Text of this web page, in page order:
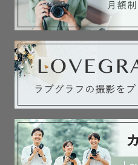
いと思っています。
200件以上撮影経験があるニ
す。
安心してお任せいただければ
୨୧テイスト
お花とアンティーク小物を使
アートニューボーンでは、お
ペットやご家族の日常写真も